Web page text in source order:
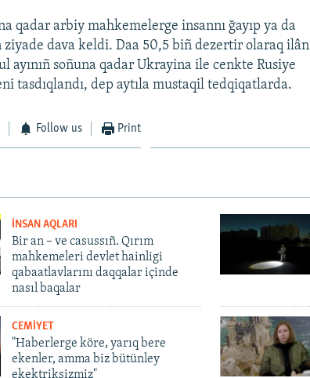
qadar arbiy mahkemelerge insannı ğayıp ya da
ziyade dava keldi. Daa 50,5 biñ dezertir olaraq ilân
ayınıñ soñuna qadar Ukrayina ile cenkte Rusiye
tasdıqlandı, dep aytıla mustaqil tedqiqatlarda.
Follow us Print
İNSAN AQLARI
Bir an – ve casussıñ. Qırım
mahkemeleri devlet hainligi
qabaatlavlarını daqqalar içinde
nasıl baqalar
CEMİYET
"Haberlerge köre, yarıq bere
ekenler, amma biz bütünley
ekektriksizmiz"